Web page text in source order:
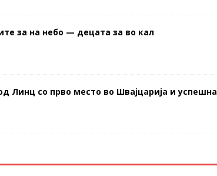
за на небо — децата за во кал
Линц со прво место во Швајцарија и успешна